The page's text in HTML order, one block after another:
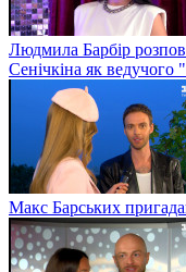
Людмила Барбір
Сенічкіна як ведучого
Макс Барських